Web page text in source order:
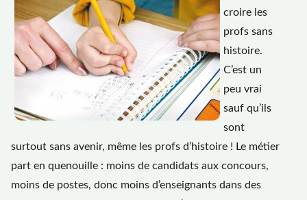
croire les
profs sans
histoire.
C’est un
peu vrai
sauf qu’ils
sont
surtout sans avenir, même les profs d’histoire ! Le métier
part en quenouille : moins de candidats aux concours,
moins de postes, donc moins d’enseignants dans des